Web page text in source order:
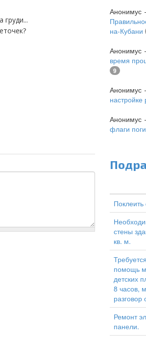
груди...
Анонимус
на-Кубани
Анонимус
время
9
Анонимус
Анонимус
флаги
стены
кв. м.
помощь
детских
8 часов,
Ремонт
панели.